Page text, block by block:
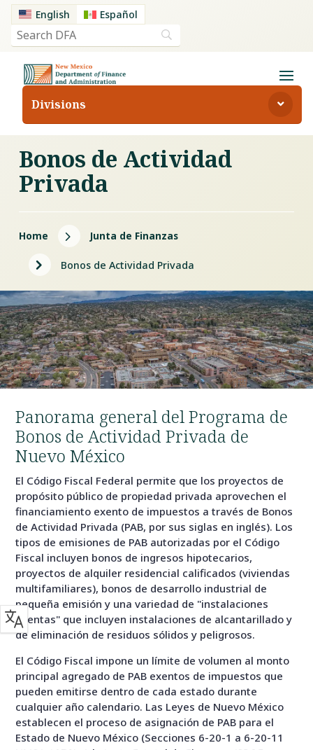
English Español
Divisions
Bonos de Actividad
Privada
Home 5 Junta de Finanzas
5 Bonos de Actividad Privada
Panorama general del Programa de
Bonos de Actividad Privada de
Nuevo México
El Código Fiscal Federal permite que los proyectos de
propósito público de propiedad privada aprovechen el
financiamiento exento de impuestos a través de Bonos
de Actividad Privada (PAB, por sus siglas en inglés). Los
tipos de emisiones de PAB autorizadas por el Código
Fiscal incluyen bonos de ingresos hipotecarios,
proyectos de alquiler residencial calificados (viviendas
multifamiliares), bonos de desarrollo industrial de
pequeña emisión y una variedad de "instalaciones
exentas" que incluyen instalaciones de alcantarillado y
de eliminación de residuos sólidos y peligrosos.
El Código Fiscal impone un límite de volumen al monto
principal agregado de PAB exentos de impuestos que
pueden emitirse dentro de cada estado durante
cualquier año calendario. Las Leyes de Nuevo México
establecen el proceso de asignación de PAB para el
Estado de Nuevo México (Secciones 6-20-1 a 6-20-11